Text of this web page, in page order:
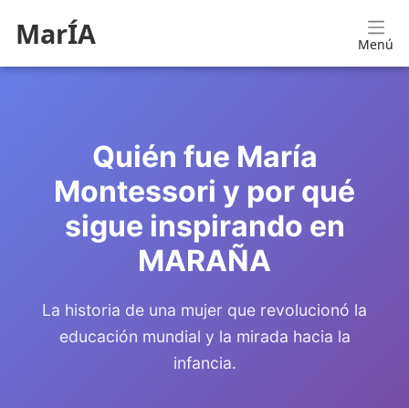
MarÍA Menú
Quién fue María
Montessori y por qué
sigue inspirando en
MARAÑA
La historia de una mujer que revolucionó la
educación mundial y la mirada hacia la
infancia.